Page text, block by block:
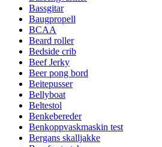
Bassgitar
Baugpropell
BCAA
Beard roller
Bedside crib
Beef Jerky
Beer pong bord
Beitepusser
Bellyboat
Beltestol
Benkebereder
Benkoppvaskmaskin test
Bergans skalljakke